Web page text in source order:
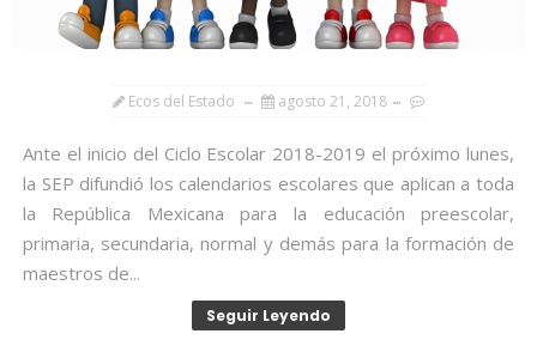
Ecos del Estado agosto 21, 2018
Ante el inicio del Ciclo Escolar 2018-2019 el próximo lunes,
la SEP difundió los calendarios escolares que aplican a toda
la República Mexicana para la educación preescolar,
primaria, secundaria, normal y demás para la formación de
maestros de...
Seguir Leyendo